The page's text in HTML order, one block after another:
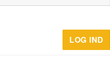
LOG IND